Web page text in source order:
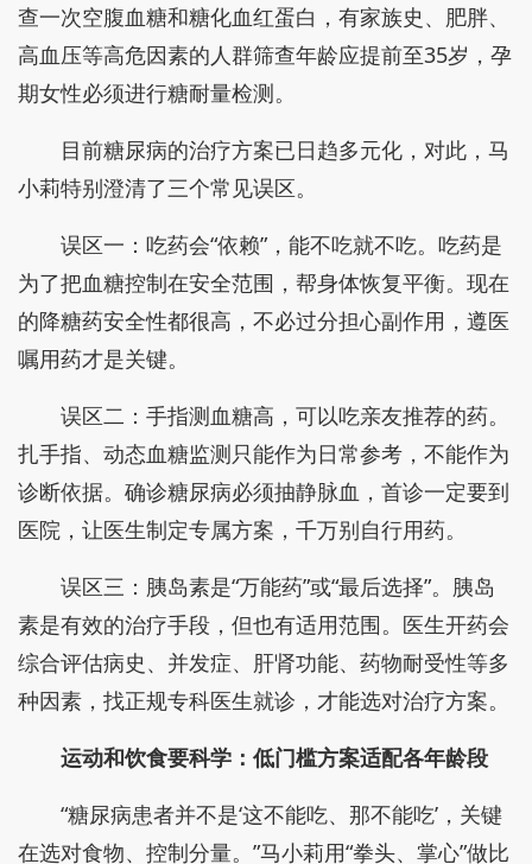
查一次空腹血糖和糖化血红蛋白，有家族史、肥胖、
高血压等高危因素的人群筛查年龄应提前至35岁，孕
期女性必须进行糖耐量检测。
目前糖尿病的治疗方案已日趋多元化，对此，马
小莉特别澄清了三个常见误区。
误区一：吃药会“依赖”，能不吃就不吃。吃药是
为了把血糖控制在安全范围，帮身体恢复平衡。现在
的降糖药安全性都很高，不必过分担心副作用，遵医
嘱用药才是关键。
误区二：手指测血糖高，可以吃亲友推荐的药。
扎手指、动态血糖监测只能作为日常参考，不能作为
诊断依据。确诊糖尿病必须抽静脉血，首诊一定要到
医院，让医生制定专属方案，千万别自行用药。
误区三：胰岛素是“万能药”或“最后选择”。胰岛
素是有效的治疗手段，但也有适用范围。医生开药会
综合评估病史、并发症、肝肾功能、药物耐受性等多
种因素，找正规专科医生就诊，才能选对治疗方案。
运动和饮食要科学：低门槛方案适配各年龄段
“糖尿病患者并不是‘这不能吃、那不能吃’，关键
在选对食物、控制分量。”马小莉用“拳头、掌心”做比